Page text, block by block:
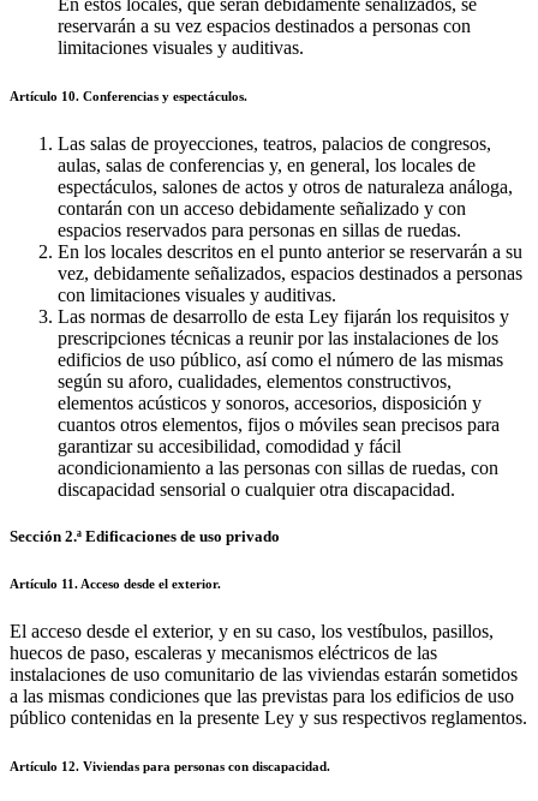
reservarán a su vez espacios destinados a personas con
limitaciones visuales y auditivas.
Artículo 10. Conferencias y espectáculos.
Las salas de proyecciones, teatros, palacios de congresos,
aulas, salas de conferencias y, en general, los locales de
espectáculos, salones de actos y otros de naturaleza análoga,
contarán con un acceso debidamente señalizado y con
espacios reservados para personas en sillas de ruedas.
En los locales descritos en el punto anterior se reservarán a su
vez, debidamente señalizados, espacios destinados a personas
con limitaciones visuales y auditivas.
Las normas de desarrollo de esta Ley fijarán los requisitos y
prescripciones técnicas a reunir por las instalaciones de los
edificios de uso público, así como el número de las mismas
según su aforo, cualidades, elementos constructivos,
elementos acústicos y sonoros, accesorios, disposición y
cuantos otros elementos, fijos o móviles sean precisos para
garantizar su accesibilidad, comodidad y fácil
acondicionamiento a las personas con sillas de ruedas, con
discapacidad sensorial o cualquier otra discapacidad.
Sección 2.ª Edificaciones de uso privado
Artículo 11. Acceso desde el exterior.
El acceso desde el exterior, y en su caso, los vestíbulos, pasillos,
huecos de paso, escaleras y mecanismos eléctricos de las
instalaciones de uso comunitario de las viviendas estarán sometidos
a las mismas condiciones que las previstas para los edificios de uso
público contenidas en la presente Ley y sus respectivos reglamentos.
Artículo 12. Viviendas para personas con discapacidad.